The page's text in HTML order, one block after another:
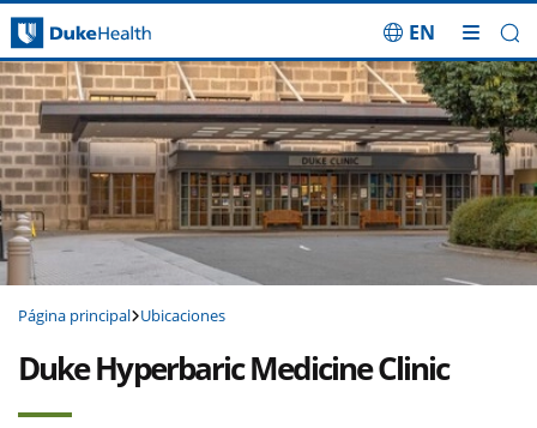
Saltar navegación
EN
Página principal Ubicaciones
Duke Hyperbaric Medicine Clinic